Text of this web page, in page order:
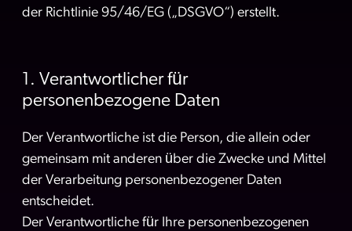
der Richtlinie 95/46/EG („DSGVO“) erstellt.
1. Verantwortlicher für
personenbezogene Daten
Der Verantwortliche ist die Person, die allein oder
gemeinsam mit anderen über die Zwecke und Mittel
der Verarbeitung personenbezogener Daten
entscheidet.
Der Verantwortliche für Ihre personenbezogenen